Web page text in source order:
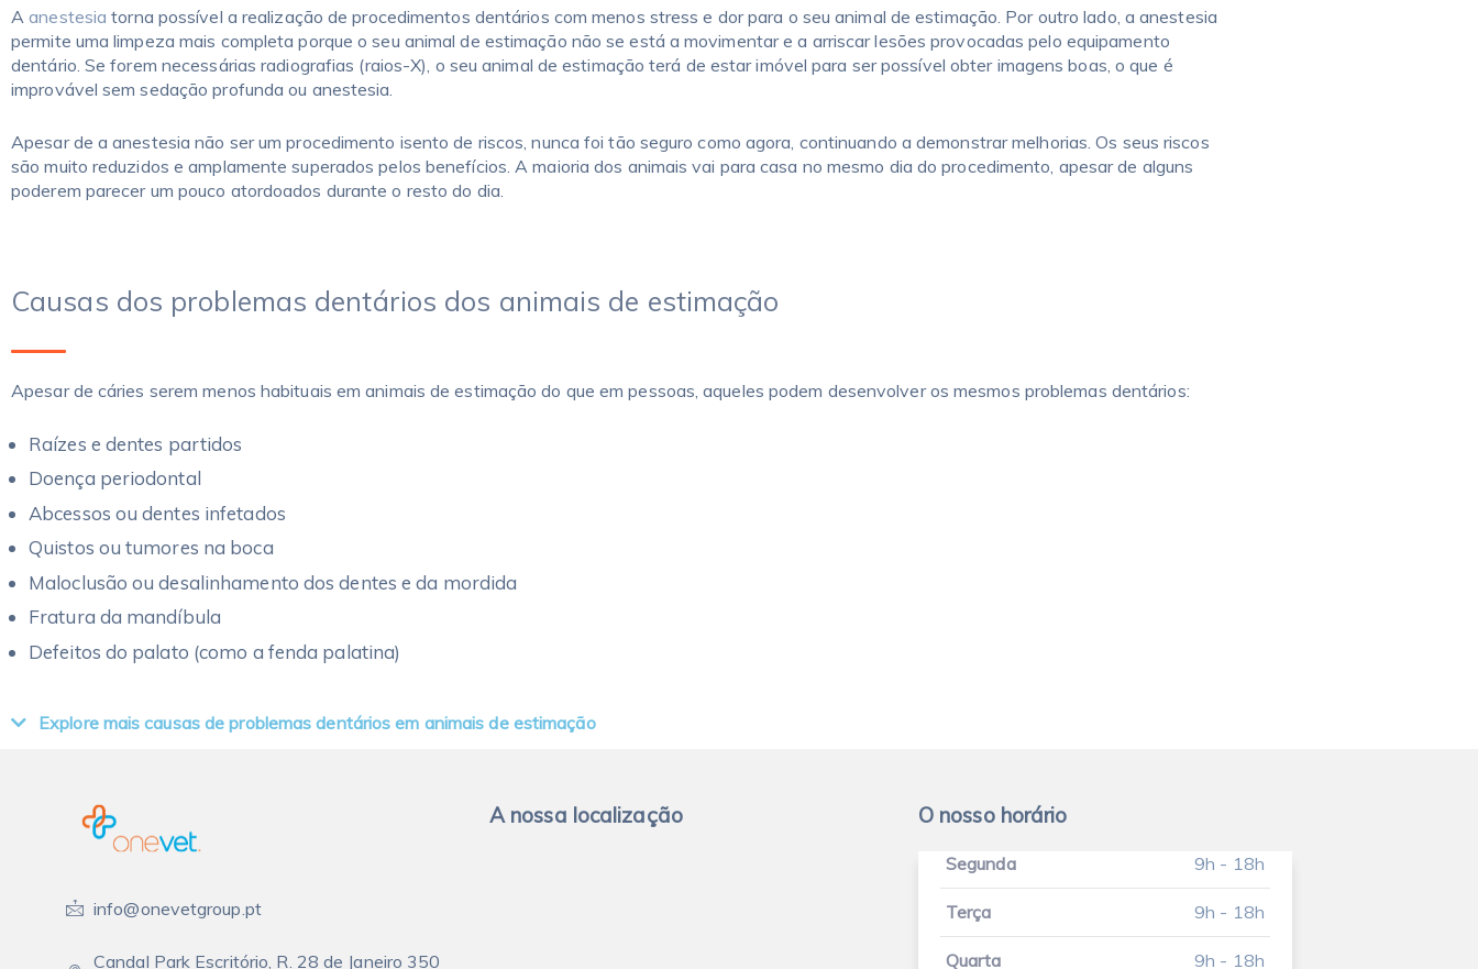
Aanestesia torna possível a realização de procedimentos dentários com menos stress e dor para o seu animal de estimação. Por outro lado, a anestesia
permite uma limpeza mais completa porque o seu animal de estimação não se está a movimentar e a arriscar lesões provocadas pelo equipamento
dentário. Se forem necessárias radiografias (raios-X), o seu animal de estimação terá de estar imóvel para ser possível obter imagens boas, o que é
improvável sem sedação profunda ou anestesia.
Apesar de a anestesia não ser um procedimento isento de riscos, nunca foi tão seguro como agora, continuando a demonstrar melhorias. Os seus riscos
são muito reduzidos e amplamente superados pelos benefícios. A maioria dos animais vai para casa no mesmo dia do procedimento, apesar de alguns
poderem parecer um pouco atordoados durante o resto do dia.
Causas dos problemas dentários dos animais de estimação
Apesar de cáries serem menos habituais em animais de estimação do que em pessoas, aqueles podem desenvolver os mesmos problemas dentários:
Raízes e dentes partidos
Doença periodontal
Abcessos ou dentes infetados
Quistos ou tumores na boca
Maloclusão ou desalinhamento dos dentes e da mordida
Fratura da mandíbula
Defeitos do palato (como a fenda palatina)
Explore mais causas de problemas dentários em animais de estimação
info@onevetgroup.pt
Candal Park Escritório, R. 28 de Janeiro 350
A nossa localização O nosso horário
Segunda 9h - 18h
Terça 9h - 18h
Quarta 9h - 18h